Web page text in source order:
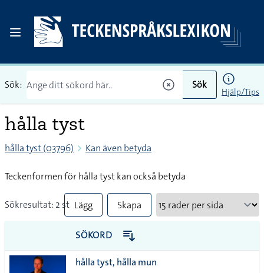
Sök: Sök
Hjälp/Tips
hålla tyst
hålla tyst (03796) Kan även betyda
Teckenformen för hålla tyst kan också betyda
Sökresultat: 2 st Lägg
till
alla i
Skapa
PDF
SÖKORD
hålla tyst, hålla mun